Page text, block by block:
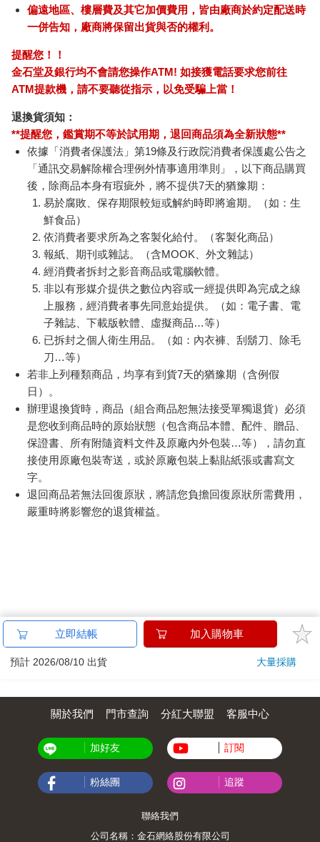
偏遠地區、樓層費及其它加價費用，皆由廠商於約定配送時
一併告知，廠商將保留出貨與否的權利。
提醒您！！
金石堂及銀行均不會請您操作ATM! 如接獲電話要求您前往
ATM提款機，請不要聽從指示，以免受騙上當！
退換貨須知：
**提醒您，鑑賞期不等於試用期，退回商品須為全新狀態**
依據「消費者保護法」第19條及行政院消費者保護處公告之
「通訊交易解除權合理例外情事適用準則」，以下商品購買
後，除商品本身有瑕疵外，將不提供7天的猶豫期：
易於腐敗、保存期限較短或解約時即將逾期。（如：生
鮮食品）
依消費者要求所為之客製化給付。（客製化商品）
報紙、期刊或雜誌。（含MOOK、外文雜誌）
經消費者拆封之影音商品或電腦軟體。
非以有形媒介提供之數位內容或一經提供即為完成之線
上服務，經消費者事先同意始提供。（如：電子書、電
子雜誌、下載版軟體、虛擬商品…等）
已拆封之個人衛生用品。（如：內衣褲、刮鬍刀、除毛
刀…等）
若非上列種類商品，均享有到貨7天的猶豫期（含例假
日）。
辦理退換貨時，商品（組合商品恕無法接受單獨退貨）必須
是您收到商品時的原始狀態（包含商品本體、配件、贈品、
保證書、所有附隨資料文件及原廠內外包裝…等），請勿直
接使用原廠包裝寄送，或於原廠包裝上黏貼紙張或書寫文
字。
退回商品若無法回復原狀，將請您負擔回復原狀所需費用，
嚴重時將影響您的退貨權益。
立即結帳 加入購物車
預計 2026/08/10 出貨 大量採購
關於我們 門市查詢 分紅大聯盟 客服中心
加好友 訂閱
粉絲團 追蹤
聯絡我們
公司名稱：金石網絡股份有限公司